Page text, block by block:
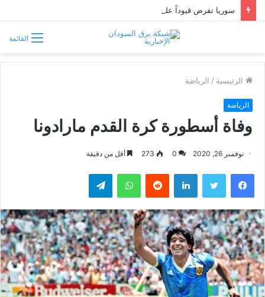
القائمة
الرئيسية / الرياضة
الرياضة
وفاة أسطورة كرة القدم مارادونا
نوفمبر 26, 2020 0
273 أقل من دقيقة
فيسبوك تويتر لينكدإن واتساب تيلقرام